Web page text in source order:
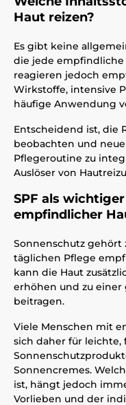
Haut reizen?
Es gibt keine
die jede empfindliche
reagieren jedoch
Wirkstoffe, intensive
häufige Anwendung
Entscheidend ist, die
beobachten und
Pflegeroutine zu
Auslöser von
SPF als
empfindlicher
Sonnenschutz
täglichen Pflege
kann die Haut
erhöhen und zu einer
beitragen.
Viele Menschen mit
sich daher für
Sonnencremes.
ist, hängt jedoch
Vorlieben und der